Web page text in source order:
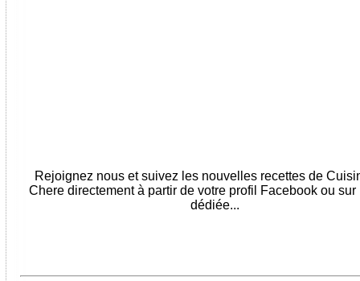
Rejoignez nous et suivez les nouvelles recettes de
Chere directement à partir de votre profil Facebook ou sur
dédiée...